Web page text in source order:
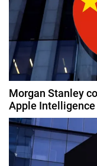
Morgan Stanley
Apple Intelligence